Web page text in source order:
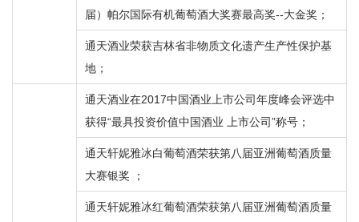
届）帕尔国际有机葡萄酒大奖赛最高奖--大金奖；
通天酒业荣获吉林省非物质文化遗产生产性保护基
地；
通天酒业在2017中国酒业上市公司年度峰会评选中
获得“最具投资价值中国酒业 上市公司”称号；
通天轩妮雅冰白葡萄酒荣获第八届亚洲葡萄酒质量
大赛银奖 ；
通天轩妮雅冰红葡萄酒荣获第八届亚洲葡萄酒质量